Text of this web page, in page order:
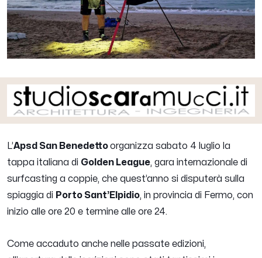
L’Apsd San Benedettoorganizza sabato 4 luglio la
tappa italiana di Golden League, gara internazionale di
surfcasting a coppie, che quest’anno si disputerà sulla
spiaggia di Porto Sant’Elpidio, in provincia di Fermo, con
inizio alle ore 20 e termine alle ore 24.
Come accaduto anche nelle passate edizioni,